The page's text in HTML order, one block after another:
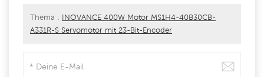
Thema : INOVANCE 400W Motor MS1H4-40B30CB-
A331R-S Servomotor mit 23-Bit-Encoder